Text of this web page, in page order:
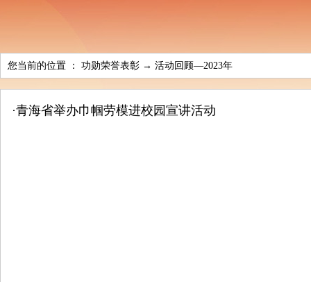
您当前的位置 ： 功勋荣誉表彰 → 活动回顾—2023年
·青海省举办巾帼劳模进校园宣讲活动